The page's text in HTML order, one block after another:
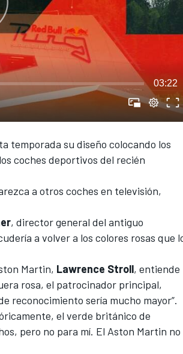
03:22
temporada su diseño colocando los
coches deportivos del recién
a otros coches en televisión,
, director general del antiguo
a volver a los colores rosas que
Martin, Lawrence Stroll, entiende
rosa, el patrocinador principal,
reconocimiento sería mucho mayor”.
el verde británico de
pero no para mí. El Aston Martin no